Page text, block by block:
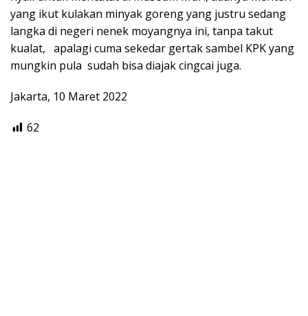
yang ikut kulakan minyak goreng yang justru sedang
langka di negeri nenek moyangnya ini, tanpa takut
kualat, apalagi cuma sekedar gertak sambel KPK yang
mungkin pula sudah bisa diajak cingcai juga.
Jakarta, 10 Maret 2022
62